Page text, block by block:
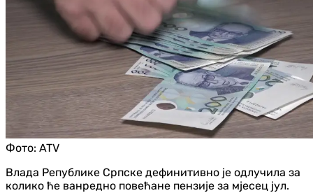
Фото: ATV
Влада Републике Српске дефинитивно је одлучила за
колико ће ванредно повећане пензије за мјесец јул.